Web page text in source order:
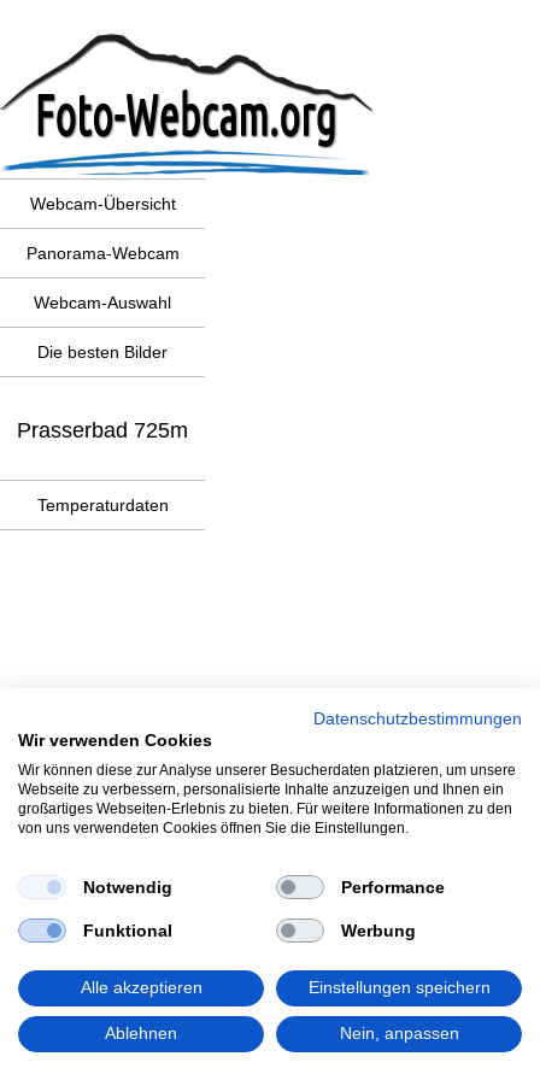
Impressum - Kontakt
Datenschutz
Webcam-Übersicht
Panorama-Webcam
Webcam-Auswahl
Die besten Bilder
Prasserbad 725m
Temperaturdaten
Datenschutzbestimmungen
Wir verwenden Cookies
Wir können diese zur Analyse unserer Besucherdaten platzieren, um unsere
Webseite zu verbessern, personalisierte Inhalte anzuzeigen und Ihnen ein
großartiges Webseiten-Erlebnis zu bieten. Für weitere Informationen zu den
von uns verwendeten Cookies öffnen Sie die Einstellungen.
Notwendig Performance
Funktional Werbung
Alle akzeptieren Einstellungen speichern
Ablehnen Nein, anpassen